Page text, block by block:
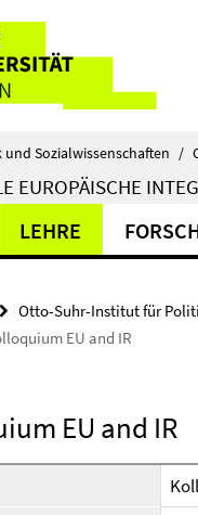
Sozialwissenschaften /
EUROPÄISCHE
LEHRE
Otto-Suhr-Institut für
EU and IR
EU and IR